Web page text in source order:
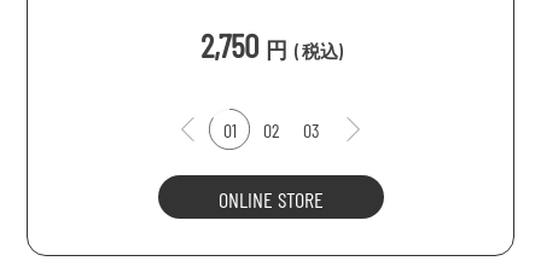
2,750 円 (税込)
01 02 03
ONLINE STORE